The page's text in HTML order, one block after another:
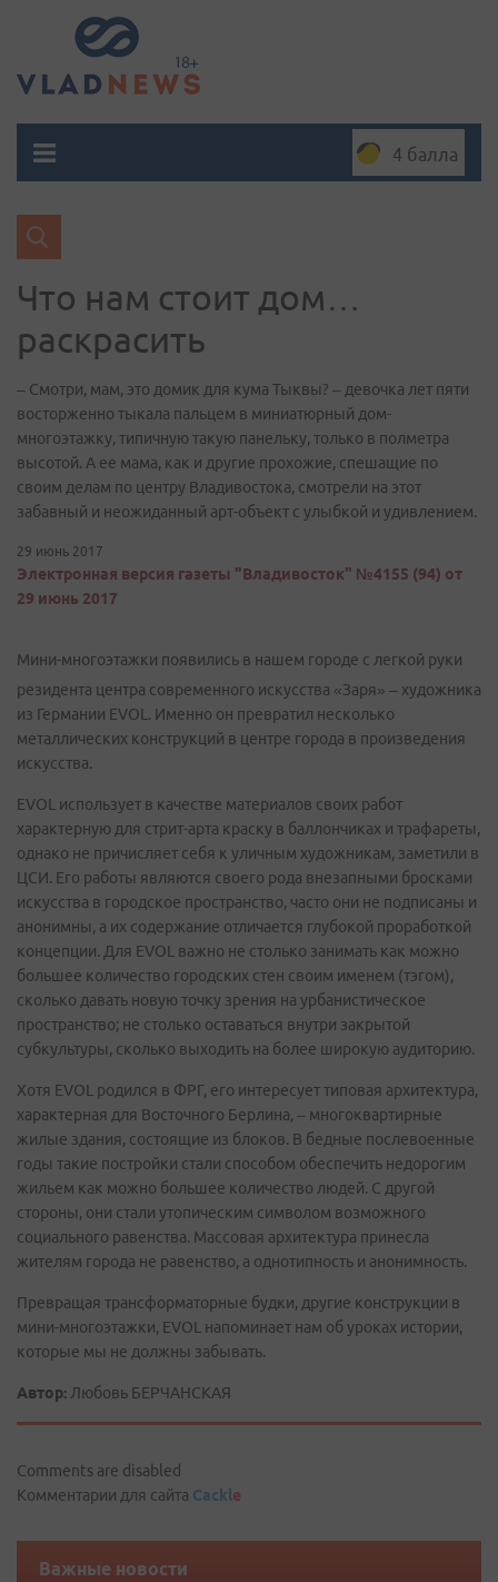
4 балла
Что нам стоит дом…
раскрасить
– Смотри, мам, это домик для кума Тыквы? – девочка лет пяти
восторженно тыкала пальцем в миниатюрный дом-
многоэтажку, типичную такую панельку, только в полметра
высотой. А ее мама, как и другие прохожие, спешащие по
своим делам по центру Владивостока, смотрели на этот
забавный и неожиданный арт-объект с улыбкой и удивлением.
29 июнь 2017
Электронная версия газеты "Владивосток" №4155 (94) от
29 июнь 2017
Мини-многоэтажки появились в нашем городе с легкой руки
резидента центра современного искусства «Заря» – художника
из Германии EVOL. Именно он превратил несколько
металлических конструкций в центре города в произведения
искусства.
EVOL использует в качестве материалов своих работ
характерную для стрит-арта краску в баллончиках и трафареты,
однако не причисляет себя к уличным художникам, заметили в
ЦСИ. Его работы являются своего рода внезапными бросками
искусства в городское пространство, часто они не подписаны и
анонимны, а их содержание отличается глубокой проработкой
концепции. Для EVOL важно не столько занимать как можно
большее количество городских стен своим именем (тэгом),
сколько давать новую точку зрения на урбанистическое
пространство; не столько оставаться внутри закрытой
субкультуры, сколько выходить на более широкую аудиторию.
Хотя EVOL родился в ФРГ, его интересует типовая архитектура,
характерная для Восточного Берлина, – многоквартирные
жилые здания, состоящие из блоков. В бедные послевоенные
годы такие постройки стали способом обеспечить недорогим
жильем как можно большее количество людей. С другой
стороны, они стали утопическим символом возможного
социального равенства. Массовая архитектура принесла
жителям города не равенство, а однотипность и анонимность.
Превращая трансформаторные будки, другие конструкции в
мини-многоэтажки, EVOL напоминает нам об уроках истории,
которые мы не должны забывать.
Автор: Любовь БЕРЧАНСКАЯ
Comments are disabled
Комментарии для сайта Cackle
Важные новости